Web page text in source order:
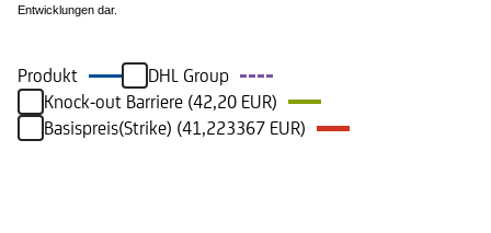
Entwicklungen dar.
Produkt
DHL Group
Knock-out Barriere (42,20 EUR)
Basispreis(Strike) (41,223367 EUR)